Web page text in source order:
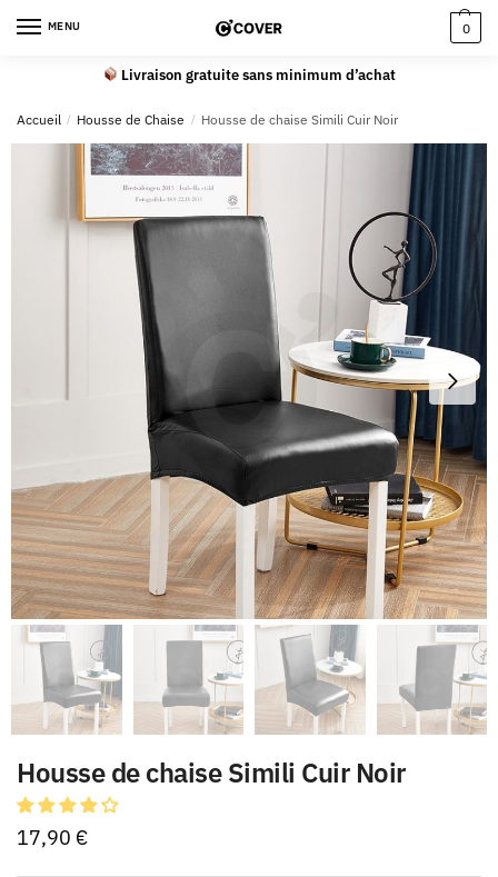
MENU 0
Livraison gratuite sans minimum d’achat
Accueil / Housse de Chaise / Housse de chaise Simili Cuir Noir
Housse de chaise Simili Cuir Noir
17,90 €